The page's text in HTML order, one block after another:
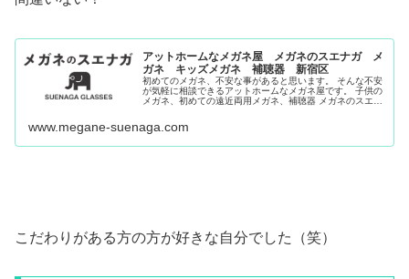
アットホームなメガネ屋 メガネのスエナガ メ
ガネ キッズメガネ 補聴器 新宿区
初めてのメガネ、不安な事があると思います。 そんな不安
が気軽に相談できるアットホームなメガネ屋です。 子供の
メガネ、初めての遠近両用メガネ、補聴器 メガネのスエナ
www.megane-suenaga.com
こだわりがある方の方が好きな自分でした（笑）